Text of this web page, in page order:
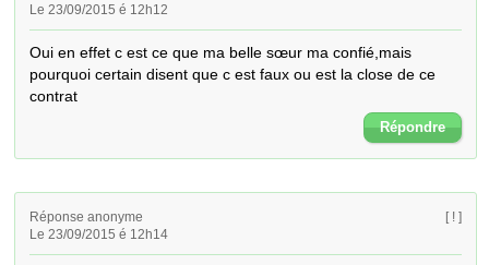
Le 23/09/2015 é 12h12
Oui en effet c est ce que ma belle sœur ma confié,mais
pourquoi certain disent que c est faux ou est la close de ce
contrat
Répondre
Réponse anonyme
Le 23/09/2015 é 12h14
[ ! ]